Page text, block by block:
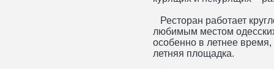
Ресторан работает
любимым местом
особенно в летнее время,
летняя площадка.